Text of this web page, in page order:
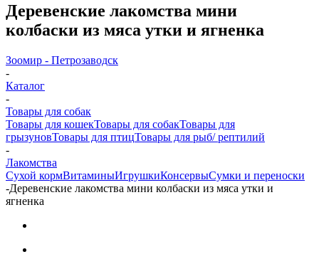
Деревенские лакомства мини
колбаски из мяса утки и ягненка
Зоомир - Петрозаводск
-
Каталог
-
Товары для собак
Товары для кошекТовары для собакТовары для
грызуновТовары для птицТовары для рыб/ рептилий
-
Лакомства
Cухой кормВитаминыИгрушкиКонсервыСумки и переноски
-Деревенские лакомства мини колбаски из мяса утки и
ягненка